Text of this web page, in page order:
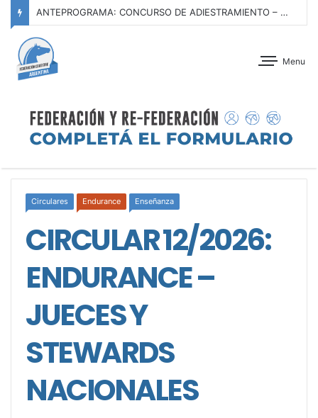
ANTEPROGRAMA: CONCURSO DE ADIESTRAMIENTO – CLUB ALEMÁN DE EQUITACIÓN – 15 DE AGOSTO DE 2026
Menu
Circulares Endurance Enseñanza
CIRCULAR 12/2026:
ENDURANCE –
JUECES Y
STEWARDS
NACIONALES